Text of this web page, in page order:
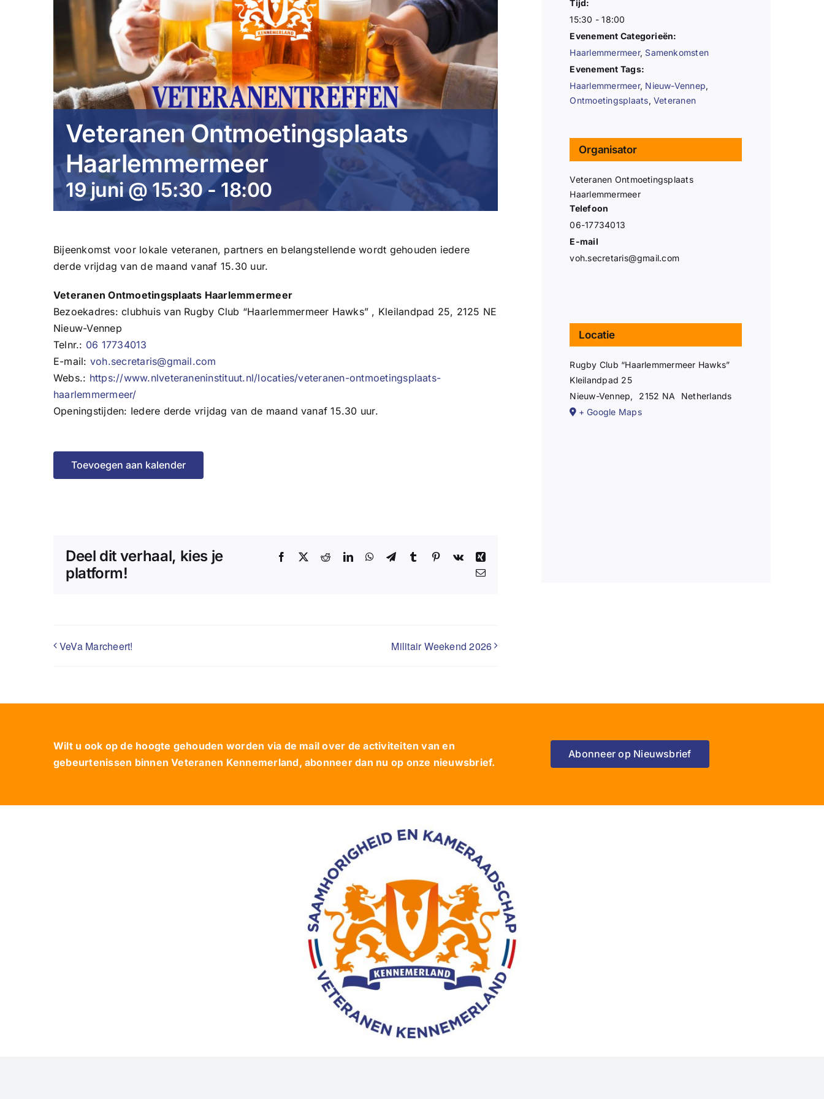
Veteranen Ontmoetingsplaats
Haarlemmermeer
19 juni @ 15:30- 18:00
Bijeenkomst voor lokale veteranen, partners en belangstellende wordt gehouden iedere
derde vrijdag van de maand vanaf 15.30 uur.
Veteranen Ontmoetingsplaats Haarlemmermeer
Bezoekadres:clubhuis van Rugby Club “Haarlemmermeer Hawks” , Kleilandpad 25, 2125 NE
Nieuw-Vennep
Telnr.: 06 17734013
E-mail: voh.secretaris@gmail.com
Webs.: https://www.nlveteraneninstituut.nl/locaties/veteranen-ontmoetingsplaats-
haarlemmermeer/
Openingstijden: Iedere derde vrijdag van de maand vanaf 15.30 uur.
Toevoegen aan kalender
Deel dit verhaal, kies je
platform!
Facebook RedditLinkedInWhatsApp
TelegramTumblrPinterest
Vk
Xing
E-
VeVa Marcheert! Militair Weekend 2026
Tijd:
15:30 - 18:00
Evenement Categorieën:
Haarlemmermeer, Samenkomsten
Evenement Tags:
Haarlemmermeer, Nieuw-Vennep,
Ontmoetingsplaats, Veteranen
Organisator
Veteranen Ontmoetingsplaats
Haarlemmermeer
Telefoon
06-17734013
E-mail
voh.secretaris@gmail.com
Locatie
Rugby Club “Haarlemmermeer Hawks”
Kleilandpad 25
Nieuw-Vennep, 2152 NA
Netherlands
+ Google Maps
Wilt u ook op de hoogte gehouden worden via de mail over de activiteiten van en
gebeurtenissen binnen Veteranen Kennemerland, abonneer dan nu op onze nieuwsbrief.
Abonneer op Nieuwsbrief